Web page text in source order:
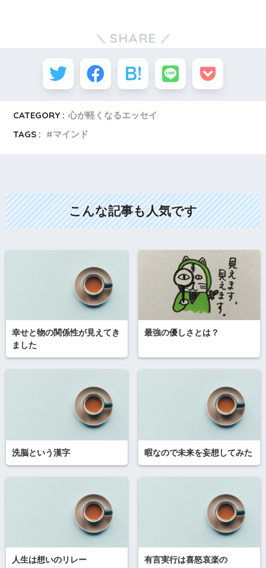
SHARE
CATEGORY : 心が軽くなるエッセイ
TAGS :
マインド
こんな記事も人気です
幸せと物の関係性が見えてき
ました
最強の優しさとは？
洗脳という漢字 暇なので未来を妄想してみた
人生は想いのリレー
有言実行は喜怒哀楽の